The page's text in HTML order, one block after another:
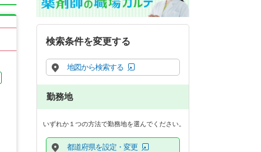
検索条件を変更する
地図から検索する
勤務地
いずれか１つの方法で勤務地を選んでください。
都道府県を設定・変更